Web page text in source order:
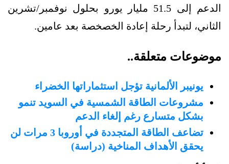
الدعم إلى 51.5 مليار يورو بحلول نوفمبر/تشرين
الثاني، لتبدأ رحلة إعادة الخصخصة بعد عامين.
موضوعات متعلقة..
يونيبر الألمانية تؤجل استثماراتها الخضراء
مشروعات الطاقة الشمسية في السويد تنمو
بشكل متسارع رغم إلغاء الدعم
تضاعف الطاقة المتجددة في أوروبا 3 مرات لن
يحقق الأهداف المناخية (دراسة)